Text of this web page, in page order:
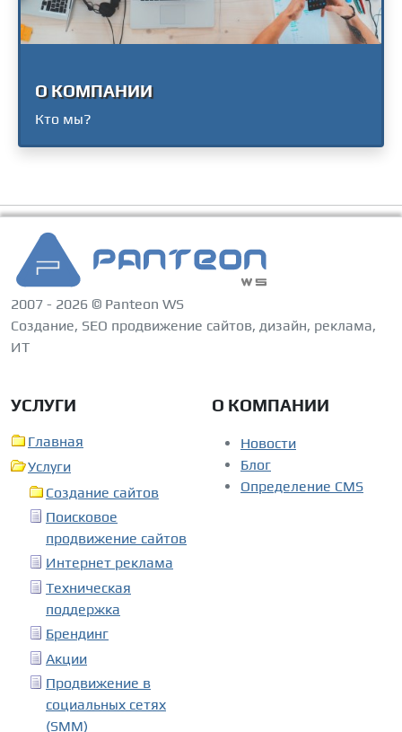
О КОМПАНИИ
Кто мы?
2007 - 2026 © Panteon WS
Создание, SEO продвижение сайтов, дизайн, реклама,
ИТ
УСЛУГИ
Главная
Услуги
Создание сайтов
Поисковое
продвижение сайтов
Интернет реклама
Техническая
поддержка
Брендинг
Акции
Продвижение в
социальных сетях
(SMM)
О КОМПАНИИ
Новости
Блог
Определение CMS